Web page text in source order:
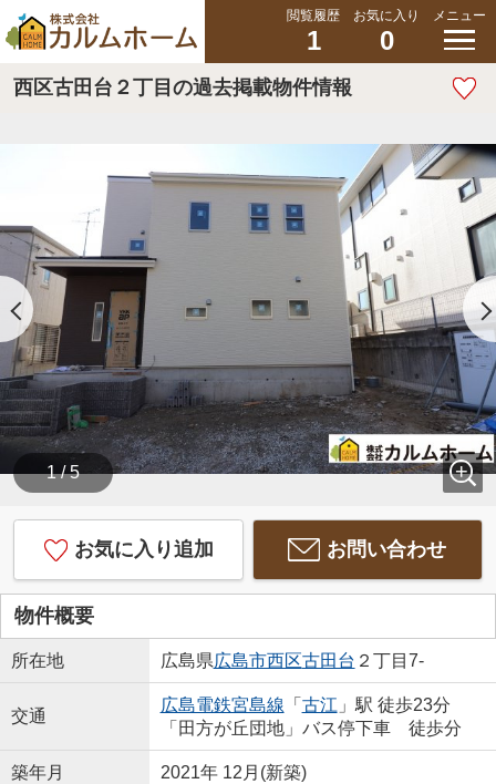
閲覧履歴
1
お気に入り
0
メニュー
西区古田台２丁目の過去掲載物件情報
1 / 5
お気に入り追加 お問い合わせ
物件概要
所在地 広島県広島市西区古田台 ２丁目7-
交通
広島電鉄宮島線 「 古江 」駅 徒歩23分
「田方が丘団地」バス停下車 徒歩分
築年月 2021年 12月(新築)